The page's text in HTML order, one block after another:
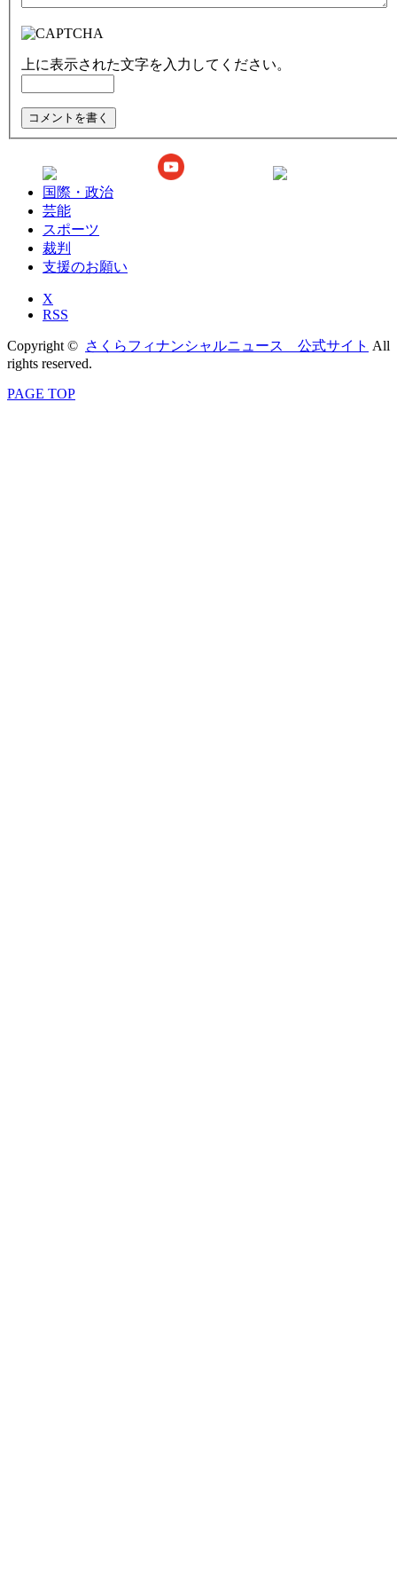
上に表示された文字を入力してください。
国際・政治
芸能
スポーツ
裁判
支援のお願い
X
RSS
Copyright © さくらフィナンシャルニュース 公式サイト All
rights reserved.
PAGE TOP